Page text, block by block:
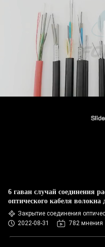
6 гаван случай соединения
оптического кабеля
Закрытие соединения
2022-08-31
782 мнения